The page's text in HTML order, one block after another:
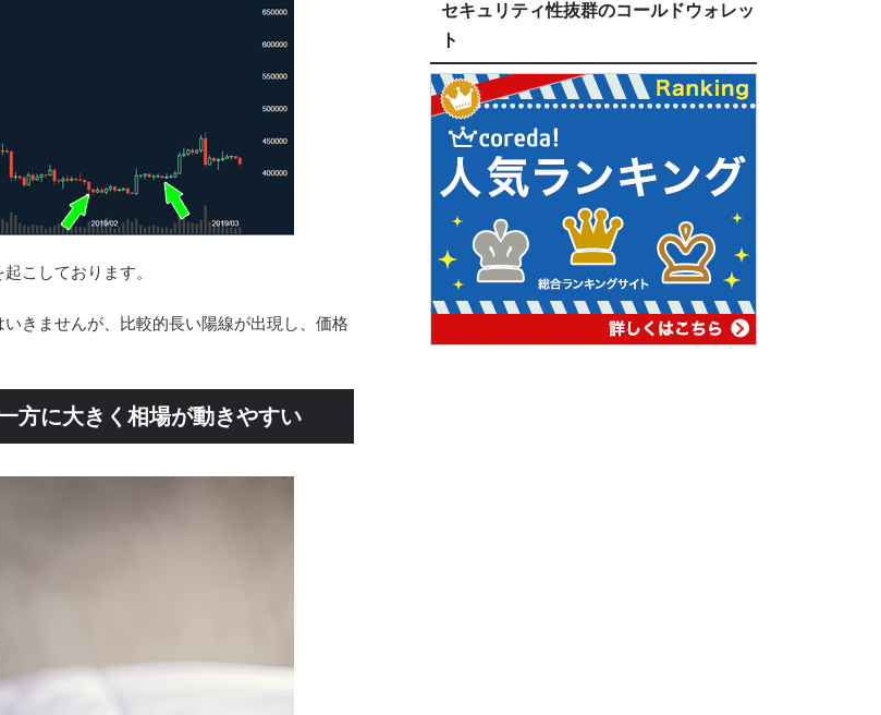
こしております。
いきませんが、比較的長い陽線が出現し、価格
方に大きく相場が動きやすい
セキュリティ性抜群のコールドウォレッ
ト